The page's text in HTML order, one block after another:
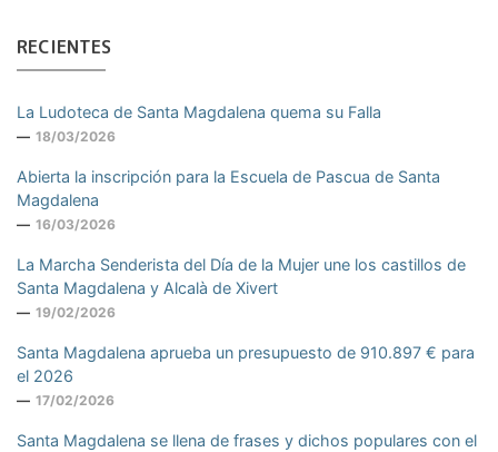
RECIENTES
La Ludoteca de Santa Magdalena quema su Falla
18/03/2026
Abierta la inscripción para la Escuela de Pascua de Santa
Magdalena
16/03/2026
La Marcha Senderista del Día de la Mujer une los castillos de
Santa Magdalena y Alcalà de Xivert
19/02/2026
Santa Magdalena aprueba un presupuesto de 910.897 € para
el 2026
17/02/2026
Santa Magdalena se llena de frases y dichos populares con el